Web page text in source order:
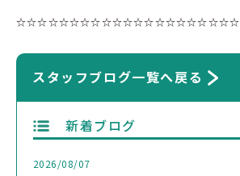
☆☆☆☆☆☆☆☆☆☆☆☆☆☆☆☆☆☆☆☆☆
スタッフブログ一覧へ戻る
新着ブログ
2026/08/07